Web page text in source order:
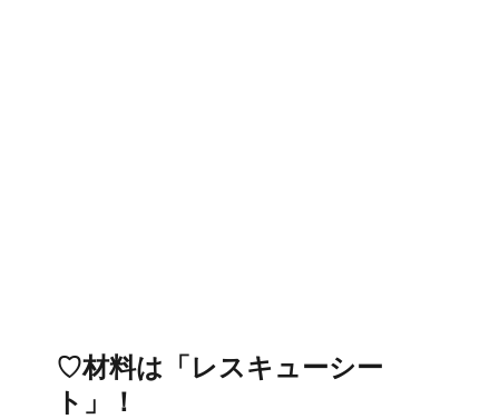
♡材料は「レスキューシー
ト」！